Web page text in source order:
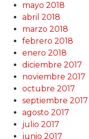
mayo 2018
abril 2018
marzo 2018
febrero 2018
enero 2018
diciembre 2017
noviembre 2017
octubre 2017
septiembre 2017
agosto 2017
julio 2017
junio 2017